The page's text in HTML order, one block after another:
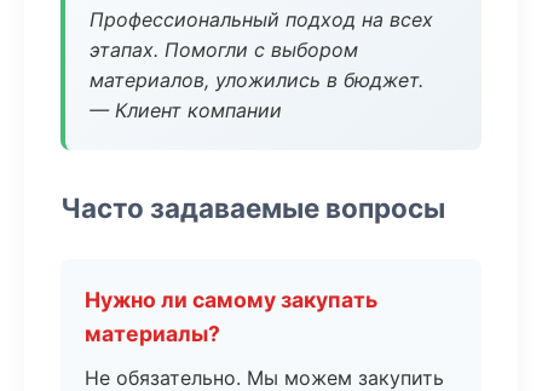
Профессиональный подход на всех
этапах. Помогли с выбором
материалов, уложились в бюджет.
— Клиент компании
Часто задаваемые вопросы
Нужно ли самому закупать
материалы?
Не обязательно. Мы можем закупить